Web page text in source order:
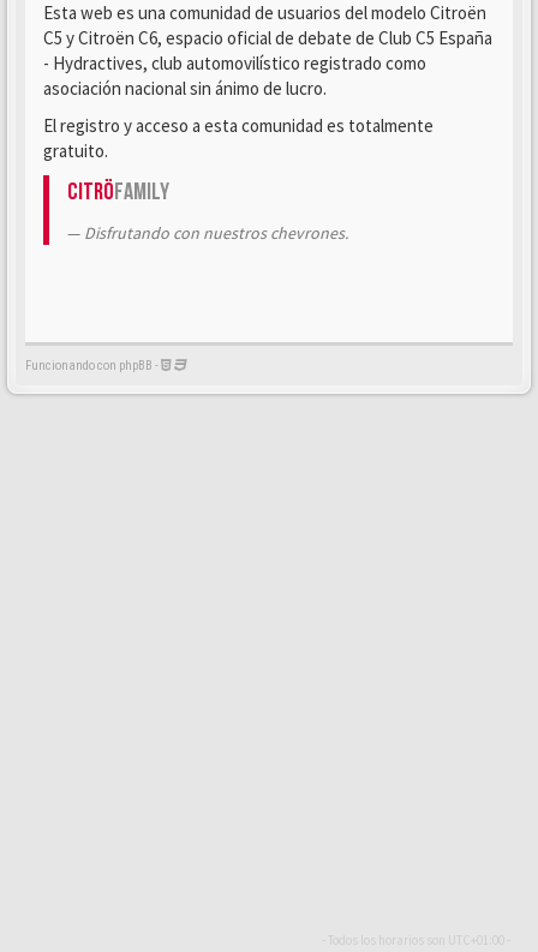
Esta web es una comunidad de usuarios del modelo Citroën
C5 y Citroën C6, espacio oficial de debate de Club C5 España
- Hydractives, club automovilístico registrado como
asociación nacional sin ánimo de lucro.
El registro y acceso a esta comunidad es totalmente
gratuito.
CitröFamily
Disfrutando con nuestros chevrones.
Funcionando con phpBB -
- Todos los horarios son UTC+01:00